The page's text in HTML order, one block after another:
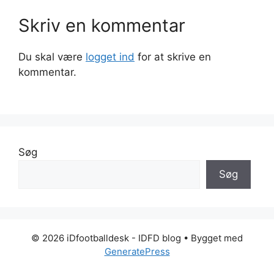
Skriv en kommentar
Du skal være logget ind for at skrive en
kommentar.
Søg
Søg
© 2026 iDfootballdesk - IDFD blog • Bygget med
GeneratePress